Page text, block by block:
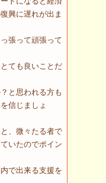
興に遅れが出ま
張って頑張って
ても良いことだ
と思われる方も
信じましょ
、微々たる者で
いたのでポイン
で出来る支援を